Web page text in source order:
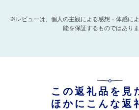
※レビューは、個人の主観による感想・体感に
能を保証するものではありま
この返礼品を見
ほかにこんな返